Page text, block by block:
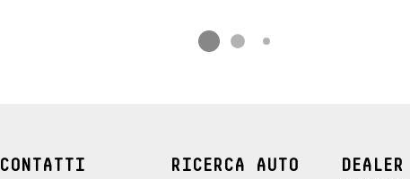
CONTATTI RICERCA AUTO
DEALER